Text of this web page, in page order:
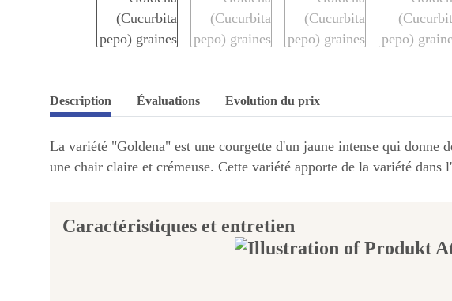
Description Évaluations Evolution du prix
La variété "Goldena" est une courgette d'un jaune intense qui donne
une chair claire et crémeuse. Cette variété apporte de la variété dans
Caractéristiques et entretien